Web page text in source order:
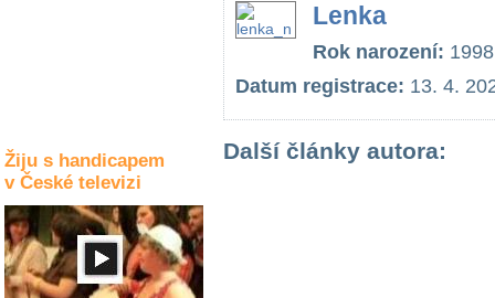
Žiju s handicapem
v České televizi
Lenka
Rok narození: 1998
Datum registrace: 13. 4.
Další články autora: